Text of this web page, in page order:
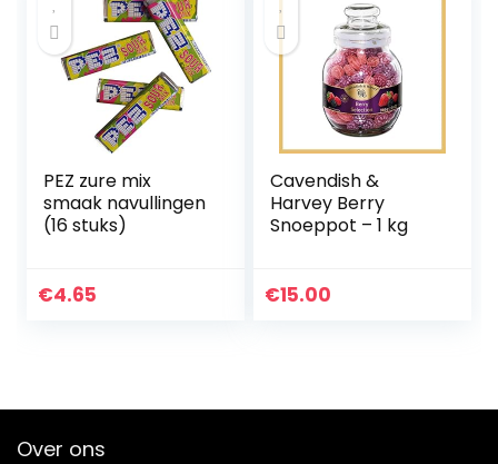
PEZ zure mix
smaak navullingen
(16 stuks)
€4.65
Cavendish &
Harvey Berry
Snoeppot – 1 kg
€15.00
Over ons